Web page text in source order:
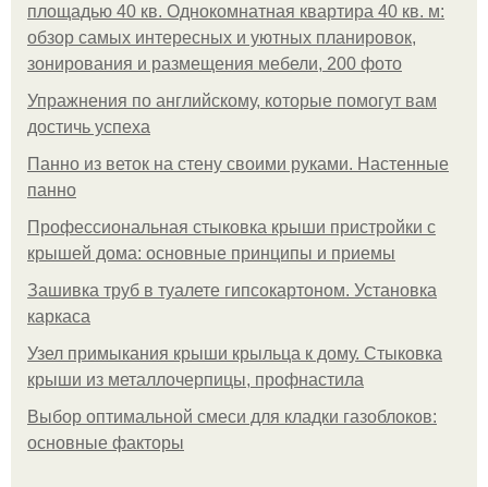
площадью 40 кв. Однокомнатная квартира 40 кв. м:
обзор самых интересных и уютных планировок,
зонирования и размещения мебели, 200 фото
Упражнения по английскому, которые помогут вам
достичь успеха
Панно из веток на стену своими руками. Настенные
панно
Профессиональная стыковка крыши пристройки с
крышей дома: основные принципы и приемы
Зашивка труб в туалете гипсокартоном. Установка
каркаса
Узел примыкания крыши крыльца к дому. Стыковка
крыши из металлочерпицы, профнастила
Выбор оптимальной смеси для кладки газоблоков:
основные факторы